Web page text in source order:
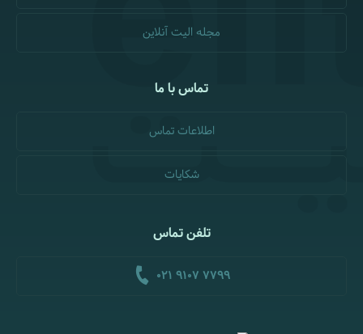
مجله الیت آنلاین
تماس با ما
اطلاعات تماس
شکایات
تلفن تماس
021 9107 7799